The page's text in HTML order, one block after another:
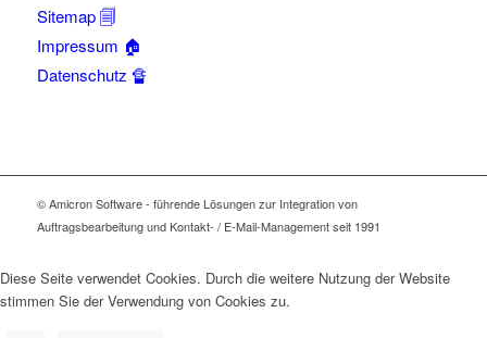
Sitemap 🗐
Impressum 🏠
Datenschutz 🔏
© Amicron Software - führende Lösungen zur Integration von
Auftragsbearbeitung und Kontakt- / E-Mail-Management seit 1991
Diese Seite verwendet Cookies. Durch die weitere Nutzung der Website
stimmen Sie der Verwendung von Cookies zu.